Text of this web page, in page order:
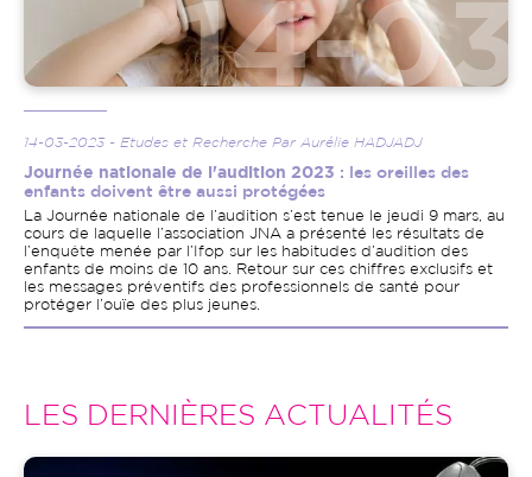
14-03-2023 - Etudes et Recherche Par Aurélie HADJADJ
Journée nationale de l'audition 2023 : les oreilles des
enfants doivent être aussi protégées
La Journée nationale de l’audition s’est tenue le jeudi 9 mars, au
cours de laquelle l’association JNA a présenté les résultats de
l’enquête menée par l’Ifop sur les habitudes d’audition des
enfants de moins de 10 ans. Retour sur ces chiffres exclusifs et
les messages préventifs des professionnels de santé pour
protéger l’ouïe des plus jeunes.
LES DERNIÈRES ACTUALITÉS
Image